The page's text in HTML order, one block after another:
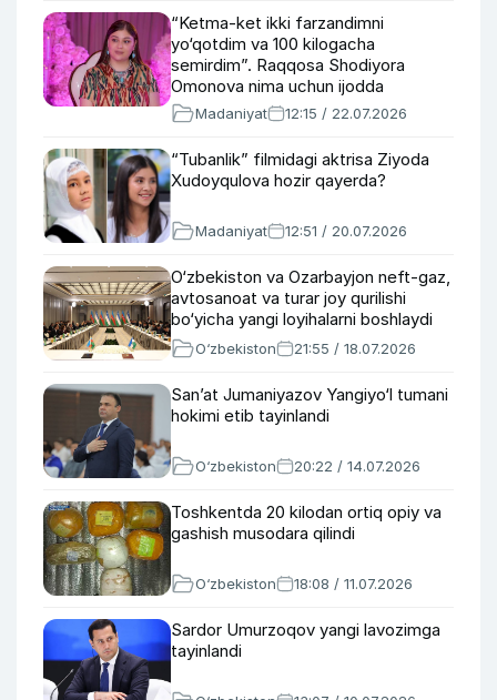
“Ketma-ket ikki farzandimni
yo‘qotdim va 100 kilogacha
semirdim”. Raqqosa Shodiyora
Omonova nima uchun ijodda
kamnamo bo‘lgani haqida
Madaniyat 12:15 / 22.07.2026
“Tubanlik” filmidagi aktrisa Ziyoda
Xudoyqulova hozir qayerda?
Madaniyat 12:51 / 20.07.2026
O‘zbekiston va Ozarbayjon neft-gaz,
avtosanoat va turar joy qurilishi
bo‘yicha yangi loyihalarni boshlaydi
O‘zbekiston 21:55 / 18.07.2026
San’at Jumaniyazov Yangiyo‘l tumani
hokimi etib tayinlandi
O‘zbekiston 20:22 / 14.07.2026
Toshkentda 20 kilodan ortiq opiy va
gashish musodara qilindi
O‘zbekiston 18:08 / 11.07.2026
Sardor Umurzoqov yangi lavozimga
tayinlandi